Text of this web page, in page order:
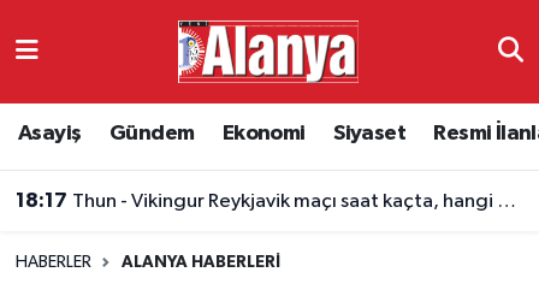
Asayiş Gündem Ekonomi Siyaset Resmi
18:17 Thun - Vikingur Reykjavik maçı saat kaçta, hangi kanalda?
HABERLER ALANYA HABERLERI
Ekonomi
Antalya Namaz Vakitleri